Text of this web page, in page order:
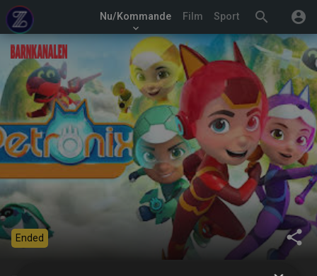
search account_circle
Nu/Kommande
keyboard_arrow_down
Film Sport
share
Ended